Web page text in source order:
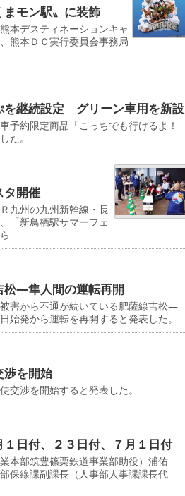
モン駅〟に装飾
本デスティネーションキャ
熊本ＤＣ実行委員会事務局
継続設定 グリーン車用を新設
約限定商品「こっちでも行けるよ！
た。
タ開催
九州の九州新幹線・長
「新鳥栖駅サマーフェ
松―隼人間の運転再開
害から不通が続いている肥薩線吉松―
始発から運転を再開すると発表した。
を開始
渉を開始すると発表した。
日付、２３日付、７月１日付
本部筑豊篠栗鉄道事業部助役）浦佑
線課副課長（人事部人事課課長代